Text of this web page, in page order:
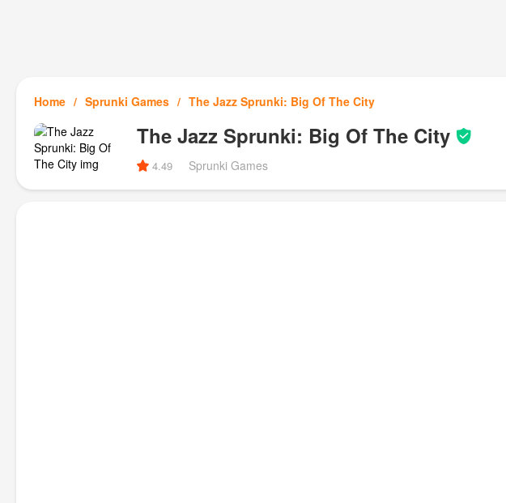
Home Sprunki Games The Jazz Sprunki: Big Of The City
The Jazz Sprunki: Big Of The City
4.49 Sprunki Games